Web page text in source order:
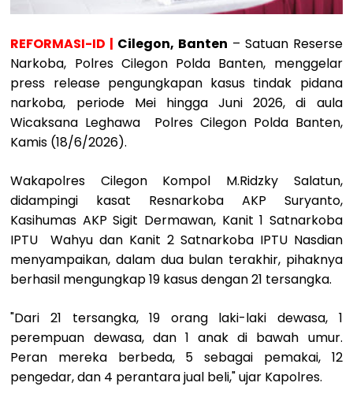
REFORMASI-ID | Cilegon, Banten – Satuan Reserse
Narkoba, Polres Cilegon Polda Banten, menggelar
press release pengungkapan kasus tindak pidana
narkoba, periode Mei hingga Juni 2026, di aula
Wicaksana Leghawa Polres Cilegon Polda Banten,
Kamis (18/6/2026).
Wakapolres Cilegon Kompol M.Ridzky Salatun,
didampingi kasat Resnarkoba AKP Suryanto,
Kasihumas AKP Sigit Dermawan, Kanit 1 Satnarkoba
IPTU Wahyu dan Kanit 2 Satnarkoba IPTU Nasdian
menyampaikan, dalam dua bulan terakhir, pihaknya
berhasil mengungkap 19 kasus dengan 21 tersangka.
"Dari 21 tersangka, 19 orang laki-laki dewasa, 1
perempuan dewasa, dan 1 anak di bawah umur.
Peran mereka berbeda, 5 sebagai pemakai, 12
pengedar, dan 4 perantara jual beli," ujar Kapolres.